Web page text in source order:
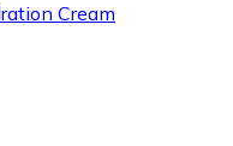
Cream